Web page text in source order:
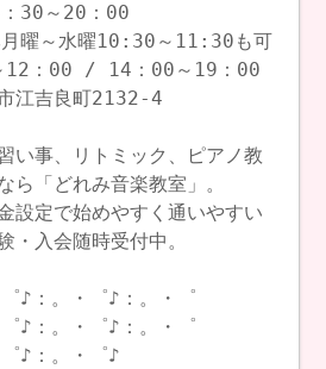
：30～20：00
曜～水曜10:30～11:30も可
12：00 / 14：00～19：00
江吉良町2132-4
い事、リトミック、ピアノ教
ら「どれみ音楽教室」。
設定で始めやすく通いやすい
・入会随時受付中。
♪：。・゜♪：。・゜
♪：。・゜♪：。・゜
♪：。・゜♪